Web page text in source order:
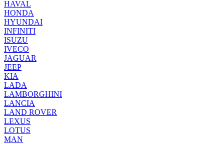
HAVAL
HONDA
HYUNDAI
INFINITI
ISUZU
IVECO
JAGUAR
JEEP
KIA
LADA
LAMBORGHINI
LANCIA
LAND ROVER
LEXUS
LOTUS
MAN